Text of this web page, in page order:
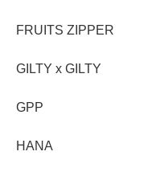
FRUITS ZIPPER
GILTY x GILTY
GPP
HANA